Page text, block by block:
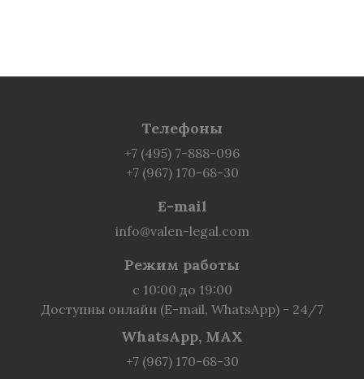
Телефоны
+7 (495) 7-888-096
+7 (967) 170-68-30
E-mail
info@valen-legal.com
Режим работы
с 10:00 до 19:00
Доступны онлайн (E-mail, WhatsApp) - 24/7
WhatsApp, MAX
+7 (967) 170-68-30